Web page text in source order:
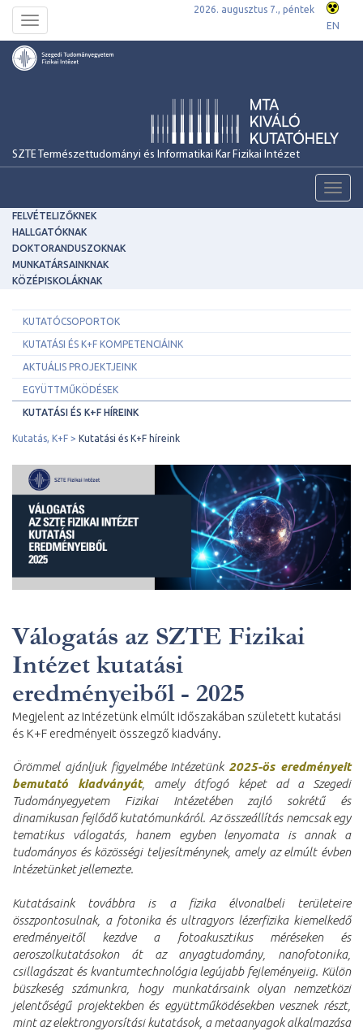
Toggle
navigation
2026. augusztus 7., péntek
EN
SZTE Természettudományi és Informatikai Kar Fizikai Intézet
FELVÉTELIZŐKNEK
HALLGATÓKNAK
DOKTORANDUSZOKNAK
MUNKATÁRSAINKNAK
KÖZÉPISKOLÁKNAK
KUTATÓCSOPORTOK
KUTATÁSI ÉS K+F KOMPETENCIÁINK
AKTUÁLIS PROJEKTJEINK
EGYÜTTMŰKÖDÉSEK
KUTATÁSI ÉS K+F HÍREINK
Kutatás, K+F Kutatási és K+F híreink
Válogatás az SZTE Fizikai
Intézet kutatási
eredményeiből - 2025
Megjelent az Intézetünk elmúlt időszakában született kutatási
és K+F eredményeit összegző kiadvány.
Örömmel ajánljuk figyelmébe Intézetünk 2025-ös eredményeit
bemutató kiadványát, amely átfogó képet ad a Szegedi
Tudományegyetem Fizikai Intézetében zajló sokrétű és
dinamikusan fejlődő kutatómunkáról. Az összeállítás nemcsak egy
tematikus válogatás, hanem egyben lenyomata is annak a
tudományos és közösségi teljesítménynek, amely az elmúlt évben
Intézetünket jellemezte.
Kutatásaink továbbra is a fizika élvonalbeli területeire
összpontosulnak, a fotonika és ultragyors lézerfizika kiemelkedő
eredményeitől kezdve a fotoakusztikus méréseken és
aeroszolkutatásokon át az anyagtudomány, nanofotonika,
csillagászat és kvantumtechnológia legújabb fejleményeiig. Külön
büszkeség számunkra, hogy munkatársaink olyan nemzetközi
jelentőségű projektekben és együttműködésekben vesznek részt,
mint az elektrongyorsítási kutatások, a metaanyagok alkalmazása